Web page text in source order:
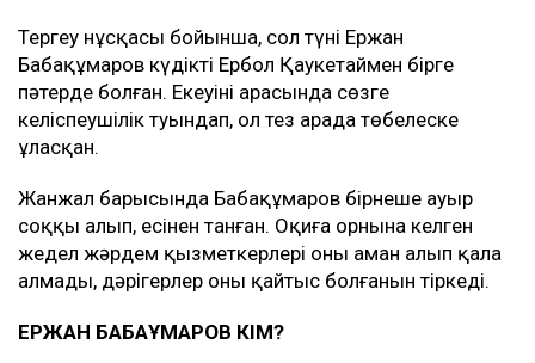
Тергеу нұсқасы бойынша, сол түні Ержан
Бабақұмаров күдікті Ербол Қаукетаймен бірге
пәтерде болған. Екеуінің арасында сөзге
келіспеушілік туындап, ол тез арада төбелеске
ұласқан.
Жанжал барысында Бабақұмаров бірнеше ауыр
соққы алып, есінен танған. Оқиға орнына келген
жедел жәрдем қызметкерлері оны аман алып қала
алмады, дәрігерлер оның қайтыс болғанын тіркеді.
ЕРЖАН БАБАҚҰМАРОВ КІМ?